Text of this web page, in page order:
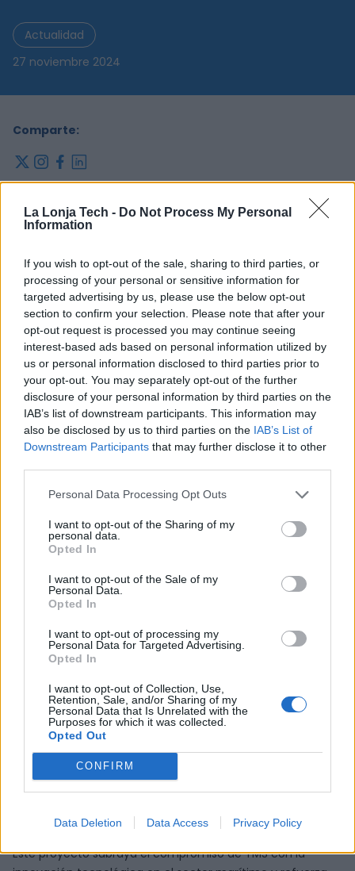
La Lonja Tech - Do Not Process My Personal
Information
If you wish to opt-out of the sale, sharing to third parties, or
processing of your personal or sensitive information for
targeted advertising by us, please use the below opt-out
section to confirm your selection. Please note that after your
opt-out request is processed you may continue seeing
interest-based ads based on personal information utilized by
us or personal information disclosed to third parties prior to
your opt-out. You may separately opt-out of the further
disclosure of your personal information by third parties on the
IAB’s list of downstream participants. This information may
also be disclosed by us to third parties on the IAB’s List of
Downstream Participants that may further disclose it to other
Personal Data Processing Opt Outs
I want to opt-out of the Sharing of my
personal data.
Opted In
I want to opt-out of the Sale of my
Personal Data.
Opted In
I want to opt-out of processing my
Personal Data for Targeted Advertising.
Opted In
I want to opt-out of Collection, Use,
Retention, Sale, and/or Sharing of my
Personal Data that Is Unrelated with the
Purposes for which it was collected.
Opted Out
CONFIRM
Data Deletion Data Access Privacy Policy
Actualidad
27 noviembre 2024
Comparte:
x instagram
facebook
Total Maritime Solutions, S.L.U. (TMS) , startup acelerada en
La Lonja de la Innovación, ha sido adjudicataria del
licencias y mantenimiento de sistemas de cartografía
electrónica de navegación ECDIS, homologados por la
IMO-SOLAS en modalidad “paperless”. Este proyecto se
llevará a cabo en los buques de investigación pesquera y
oceanográfica: Vizconde de Eza, Emma Bardán y Miguel
Oliver, gestionados por Tecnologías y Servicios Agrarios
S.A., S.M.E., M.P. (TRAGSATEC).
Estos buques, dedicados a la investigación oceanográfica
y pesquera, cuentan con un equipamiento tecnológico de
vanguardia, diseñado tanto para la navegación precisa
como para la recolección de datos científicos esenciales.
buques cumplir con la normativa internacional que exige
la transición completa a la navegación electrónica sin
papel para 2026, optimizando la digitalización de cartas
normativas, y asegurando una navegación segura y
eficiente en misiones tanto nacionales como
El contrato, con un valor base de 266.000 euros, incluye no
solo la instalación de estos sistemas avanzados, sino
también la gestión de licencias anuales, revisiones y
mantenimientos que garantizarán su funcionamiento
óptimo. Además, se realizarán auditorías técnicas y
calibraciones periódicas para asegurar que los sistemas
ECDIS cumplan con los altos estándares de la industria
marítima y mantengan la integridad operativa necesaria
precisa.
Este proyecto subraya el compromiso de TMS con la